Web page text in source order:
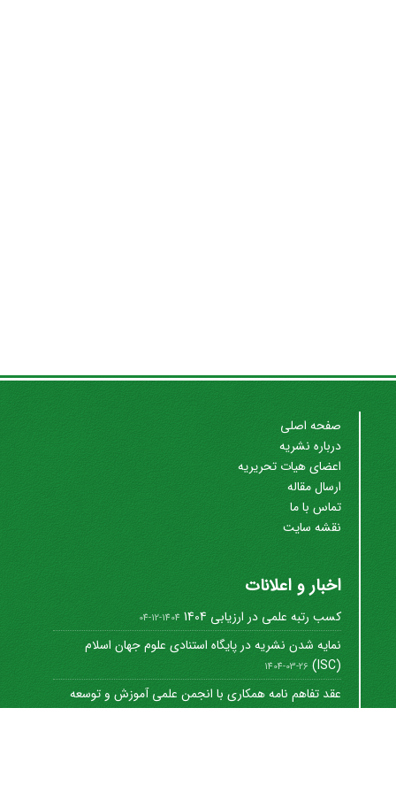
صفحه اصلی
درباره نشریه
اعضای هیات تحریریه
ارسال مقاله
تماس با ما
نقشه سایت
اخبار و اعلانات
کسب رتبه علمی در ارزیابی 1404 1404-12-04
نمایه شدن نشریه در پایگاه استنادی علوم جهان اسلام
(ISC)
1404-03-26
عقد تفاهم نامه همکاری با انجمن علمی آموزش و توسعه
منابع ...